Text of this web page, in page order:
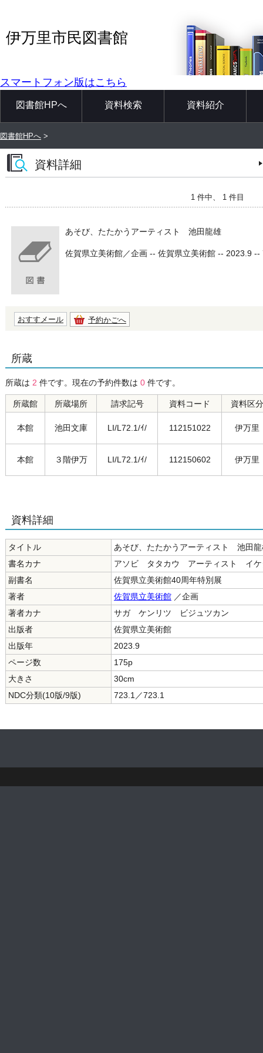
伊万里市民図書館
スマートフォン版はこちら
図書館HPへ 資料検索 資料紹介
図書館HPへ >
資料詳細
1 件中、 1 件目
あそび、たたかうアーティスト 池田龍雄
佐賀県立美術館／企画 -- 佐賀県立美術館 -- 2023.9 --
おすすメール 予約かごへ
所蔵
所蔵は 2 件です。現在の予約件数は 0 件です。
所蔵館 所蔵場所 請求記号 資料コード 資料区分
本館 池田文庫 LI/L72.1/ｲ/ 112151022 伊万里
本館 ３階伊万 LI/L72.1/ｲ/ 112150602 伊万里
資料詳細
タイトル
あそび、たたかうアーティスト 池田
書名カナ
アソビ タタカウ アーティスト イ
副書名
佐賀県立美術館40周年特別展
著者
佐賀県立美術館 ／企画
著者カナ
サガ ケンリツ ビジュツカン
出版者
佐賀県立美術館
出版年
2023.9
ページ数
175p
大きさ
30cm
NDC分類(10版/9版)
723.1／723.1